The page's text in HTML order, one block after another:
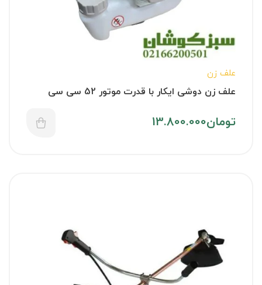
علف زن
علف زن دوشی ایکار با قدرت موتور 52 سی سی
تومان13.800.000